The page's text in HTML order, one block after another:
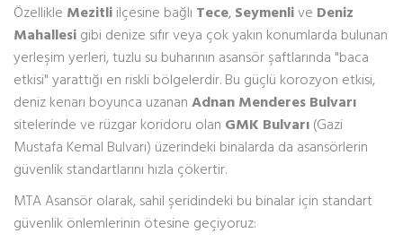
Özellikle Mezitli ilçesine bağlı Tece, Seymenlive Deniz
Mahallesi gibi denize sıfır veya çok yakın konumlarda bulunan
yerleşim yerleri, tuzlu su buharının asansör şaftlarında "baca
etkisi" yarattığı en riskli bölgelerdir. Bu güçlü korozyon etkisi,
deniz kenarı boyunca uzanan Adnan Menderes Bulvarı
sitelerinde ve rüzgar koridoru olan GMK Bulvarı (Gazi
Mustafa Kemal Bulvarı) üzerindeki binalarda da asansörlerin
güvenlik standartlarını hızla çökertir.
MTA Asansör olarak, sahil şeridindeki bu binalar için standart
güvenlik önlemlerinin ötesine geçiyoruz: